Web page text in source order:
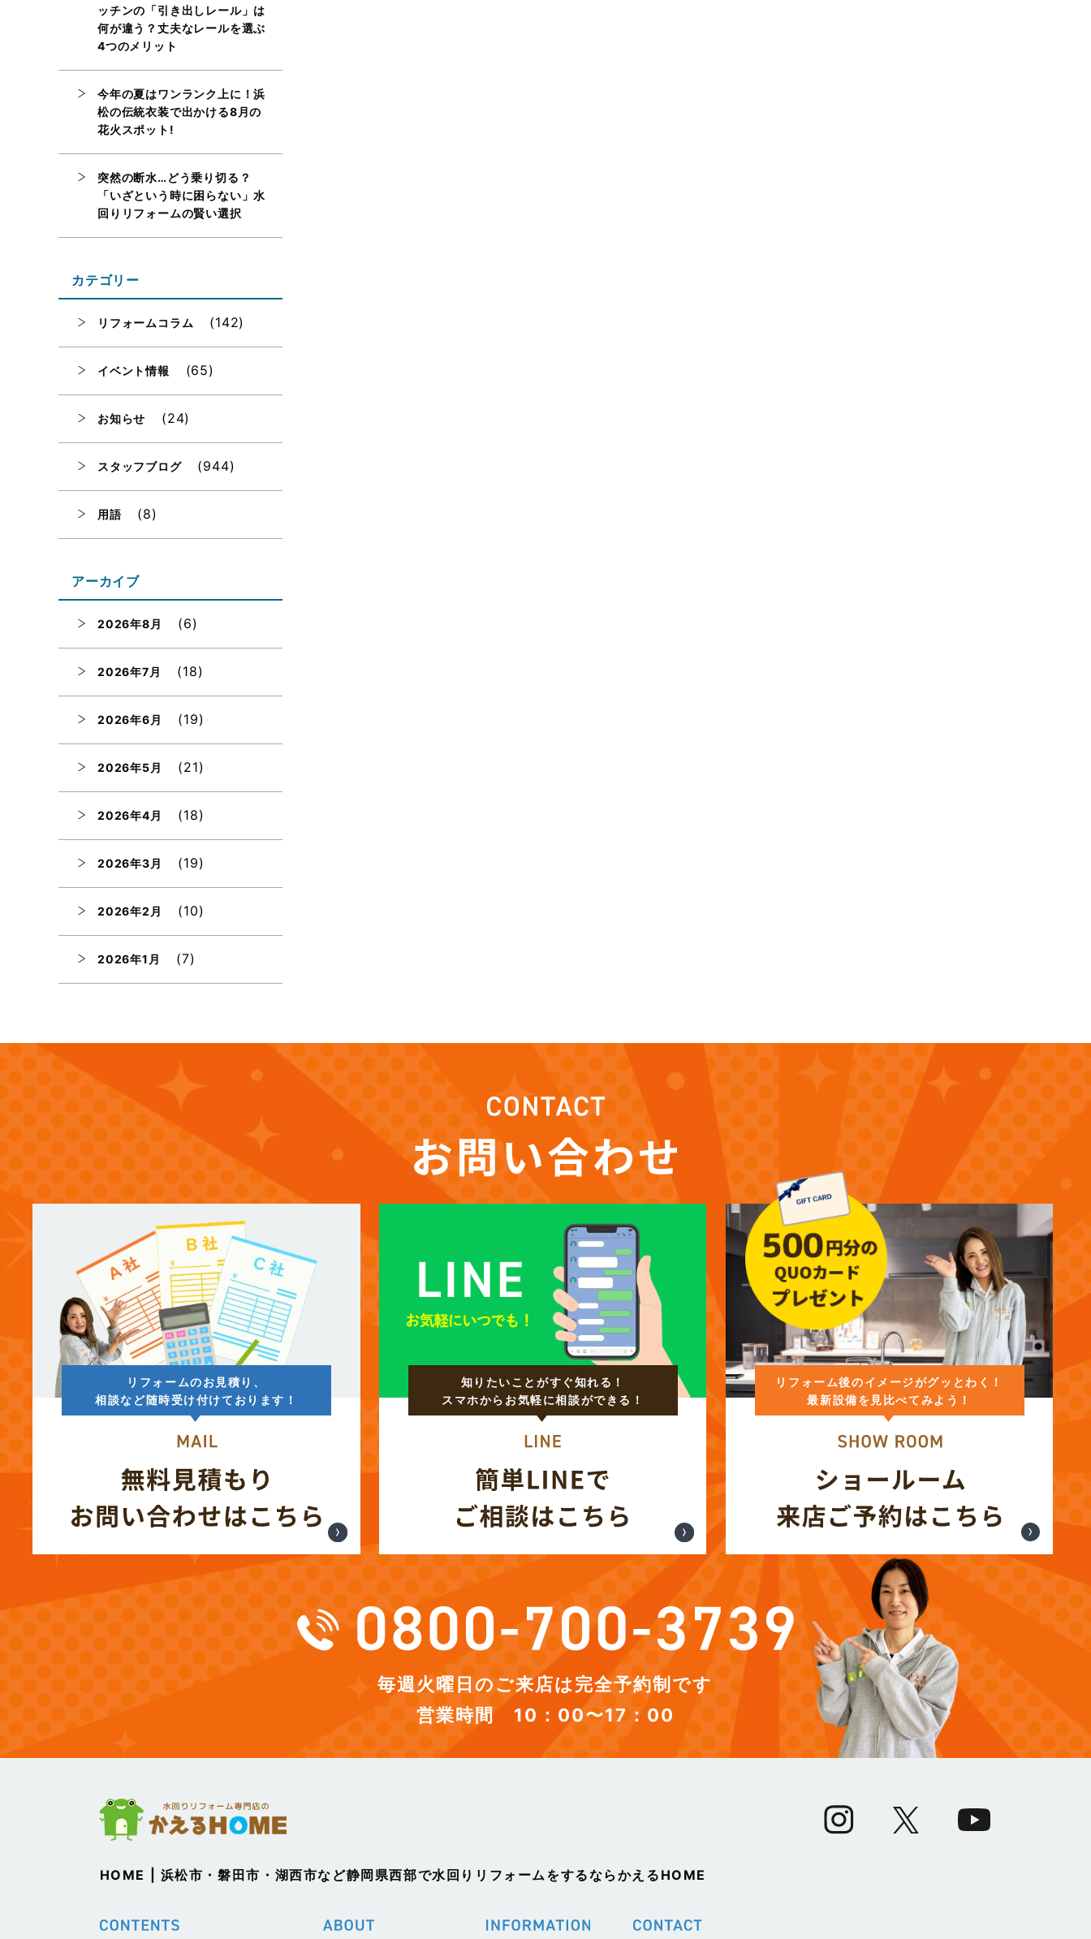
ッチンの「引き出しレール」は
何が違う？丈夫なレールを選ぶ
4つのメリット
今年の夏はワンランク上に！浜
松の伝統衣装で出かける8月の
花火スポット!
突然の断水…どう乗り切る？
「いざという時に困らない」水
回りリフォームの賢い選択
カテゴリー
リフォームコラム (142)
イベント情報 (65)
お知らせ (24)
スタッフブログ (944)
用語 (8)
アーカイブ
2026年8月 (6)
2026年7月 (18)
2026年6月 (19)
2026年5月 (21)
2026年4月 (18)
2026年3月 (19)
2026年2月 (10)
2026年1月 (7)
2025年10月 (12)
2025年8月 (13)
2025年7月 (14)
2025年6月 (12)
2025年5月 (12)
2025年4月 (13)
(12)
2025年2月 (13)
2024年12月 (12)
2024年10月 (15)
2024年7月 (17)
2024年6月 (14)
2024年5月 (13)
リフォームのお見積り、
相談など随時受け付けております！
知りたいことがすぐ知れる！
スマホからお気軽に相談ができる！
リフォーム後のイメージがグッとわく！
最新設備を見比べてみよう！
毎週火曜日のご来店は完全予約制です
営業時間 10：00〜17：00
HOME | 浜松市・磐田市・湖西市など静岡県西部で水回りリフォームをするならかえるHOME